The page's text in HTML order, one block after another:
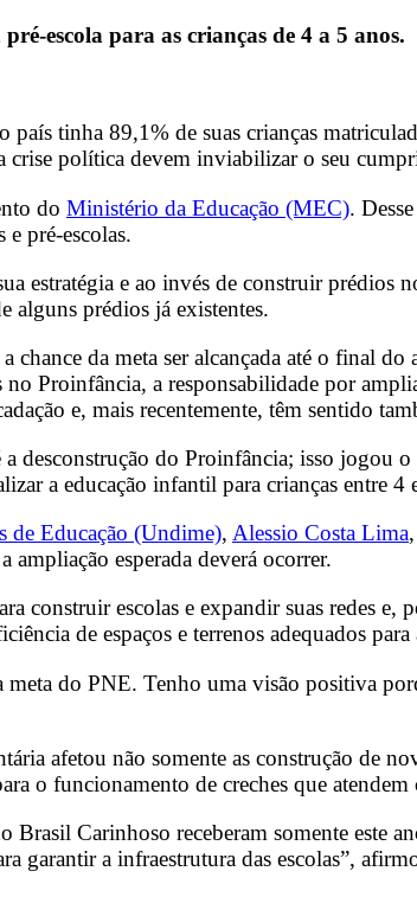
escola para as crianças de 4 a 5 anos.
país tinha 89,1% de suas crianças
crise política devem inviabilizar o seu
do Ministério da Educação (MEC).
pré-escolas.
estratégia e ao invés de construir prédios
alguns prédios já existentes.
chance da meta ser alcançada até o final
Proinfância, a responsabilidade por
e, mais recentemente, têm sentido
desconstrução do Proinfância; isso jogou
a educação infantil para crianças entre
de Educação (Undime), Alessio Costa Lima
ampliação esperada deverá ocorrer.
construir escolas e expandir suas redes e,
de espaços e terrenos adequados
do PNE. Tenho uma visão positiva
afetou não somente as construção de
o funcionamento de creches que
Brasil Carinhoso receberam somente este
garantir a infraestrutura das escolas”,